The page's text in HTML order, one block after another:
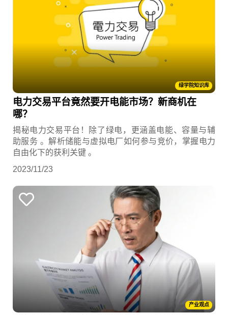
绿学院知识库
电力交易平台竟然要开电能市场？新商机在
哪？
揭秘电力交易平台！除了绿电，更涵盖电能、容量与辅
助服务 。解析储能与虚拟电厂如何参与竞价，掌握电力
自由化下的获利关键 。
2023/11/23
产业观点